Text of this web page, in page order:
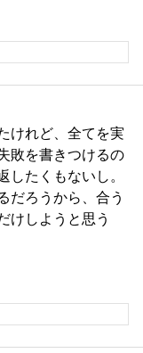
けれど、全てを実
敗を書きつけるの
したくもないし。
だろうから、合う
けしようと思う